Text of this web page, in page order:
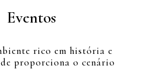
Eventos
rico em história e
proporciona o cenário